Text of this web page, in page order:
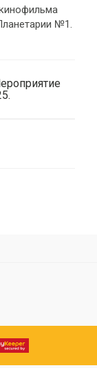
№1.